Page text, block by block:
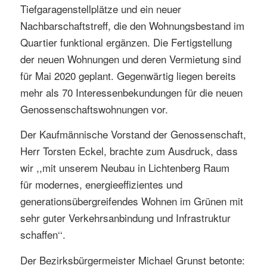
Tiefgaragenstellplätze und ein neuer
Nachbarschaftstreff, die den Wohnungsbestand im
Quartier funktional ergänzen. Die Fertigstellung
der neuen Wohnungen und deren Vermietung sind
für Mai 2020 geplant. Gegenwärtig liegen bereits
mehr als 70 Interessenbekundungen für die neuen
Genossenschaftswohnungen vor.
Der Kaufmännische Vorstand der Genossenschaft,
Herr Torsten Eckel, brachte zum Ausdruck, dass
wir ,,mit unserem Neubau in Lichtenberg Raum
für modernes, energieeffizientes und
generationsübergreifendes Wohnen im Grünen mit
sehr guter Verkehrsanbindung und Infrastruktur
schaffen‘‘.
Der Bezirksbürgermeister Michael Grunst betonte: